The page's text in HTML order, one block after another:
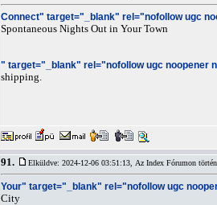
Connect" target="_blank" rel="nofollow ugc
Spontaneous Nights Out in Your Town
" target="_blank" rel="nofollow ugc noopener
shipping.
91. Elküldve: 2024-12-06 03:51:13, Az Index Fórumon
Your" target="_blank" rel="nofollow ugc
City